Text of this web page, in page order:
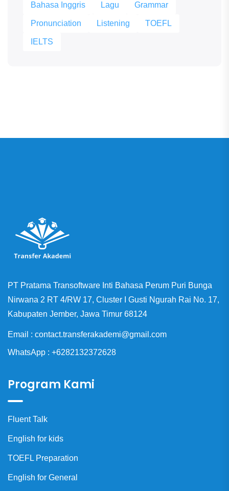
Bahasa Inggris Lagu Grammar
Pronunciation Listening TOEFL
IELTS
PT Pratama Transoftware Inti Bahasa Perum Puri Bunga
Nirwana 2 RT 4/RW 17, Cluster I Gusti Ngurah Rai No. 17,
Kabupaten Jember, Jawa Timur 68124
Email : contact.transferakademi@gmail.com
WhatsApp : +6282132372628
Program Kami
Fluent Talk
English for kids
TOEFL Preparation
English for General